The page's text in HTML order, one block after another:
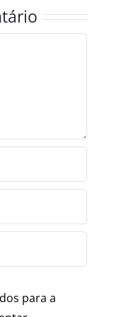
COM
PRISÕES E
para a